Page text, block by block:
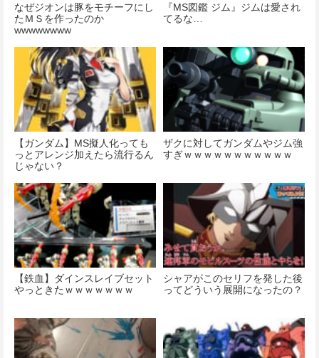
なぜジオンは豚をモチーフにし
たＭＳを作ったのか
wwwwwwww
『MS図鑑 ジム』ジムは愛され
てるな…
【ガンダム】MS擬人化っても
っとアレンジ加えたら流行るん
じゃない？
ザクに対してガンダムやジム強
すぎｗｗｗｗｗｗｗｗｗｗｗ
【鉄血】ダインスレイブセット
やっときたｗｗｗｗｗｗｗ
シャアがこのセリフを発した後
ってどういう展開になったの？